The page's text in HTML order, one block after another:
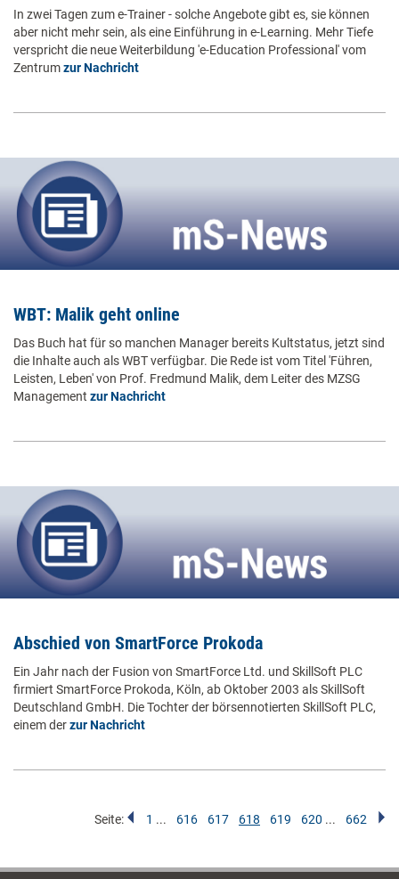
In zwei Tagen zum e-Trainer - solche Angebote gibt es, sie können
aber nicht mehr sein, als eine Einführung in e-Learning. Mehr Tiefe
verspricht die neue Weiterbildung 'e-Education Professional' vom
Zentrumzur Nachricht
WBT: Malik geht online
Das Buch hat für so manchen Manager bereits Kultstatus, jetzt sind
die Inhalte auch als WBT verfügbar. Die Rede ist vom Titel 'Führen,
Leisten, Leben' von Prof. Fredmund Malik, dem Leiter des MZSG
Management zur Nachricht
Abschied von SmartForce Prokoda
Ein Jahr nach der Fusion von SmartForce Ltd. und SkillSoft PLC
firmiert SmartForce Prokoda, Köln, ab Oktober 2003 als SkillSoft
Deutschland GmbH. Die Tochter der börsennotierten SkillSoft PLC,
einem derzur Nachricht
Seite: 1 ... 616 617 618 619 620 ... 662